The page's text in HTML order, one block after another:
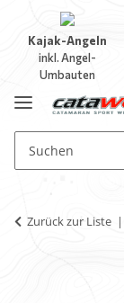
Kajak-Angeln
inkl. Angel-
Umbauten
Zurück zur Liste